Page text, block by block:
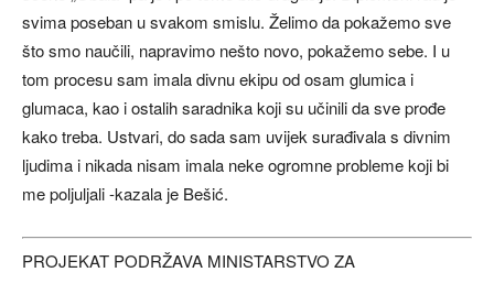
svima poseban u svakom smislu. Želimo da pokažemo sve
što smo naučili, napravimo nešto novo, pokažemo sebe. I u
tom procesu sam imala divnu ekipu od osam glumica i
glumaca, kao i ostalih saradnika koji su učinili da sve prođe
kako treba. Ustvari, do sada sam uvijek surađivala s divnim
ljudima i nikada nisam imala neke ogromne probleme koji bi
me poljuljali -kazala je Bešić.
PROJEKAT PODRŽAVA MINISTARSTVO ZA